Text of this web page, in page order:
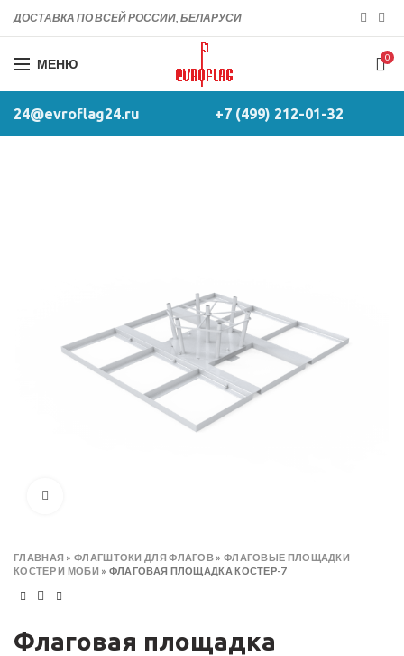
ДОСТАВКА ПО ВСЕЙ РОССИИ, БЕЛАРУСИ
МЕНЮ 0
24@evroflag24.ru +7 (499) 212-01-32
ГЛАВНАЯ »ФЛАГШТОКИ ДЛЯ ФЛАГОВ » ФЛАГОВЫЕ ПЛОЩАДКИ
КОСТЕР И МОБИ » ФЛАГОВАЯ ПЛОЩАДКА КОСТЕР-7
Флаговая площадка